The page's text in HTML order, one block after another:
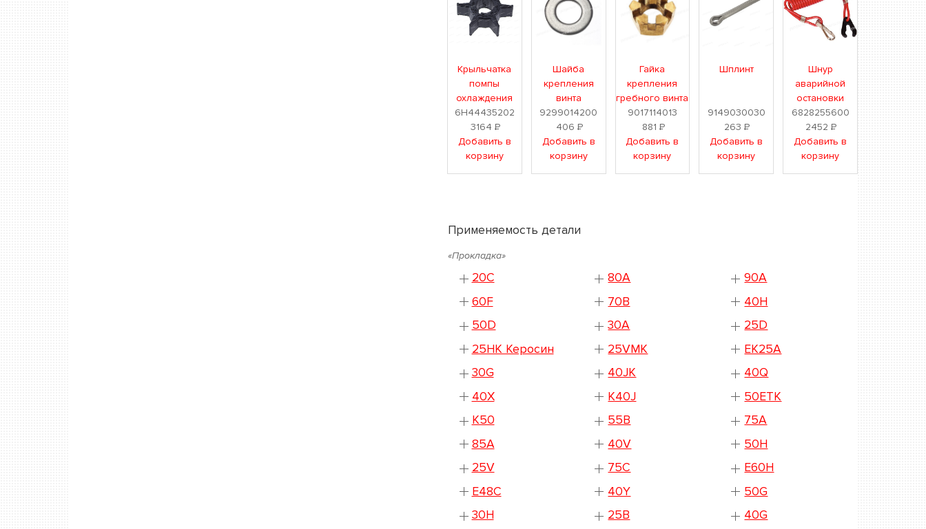
Крыльчатка
помпы
охлаждения
6H44435202
3164Р
Добавить в
корзину
Шайба
крепления
винта
9299014200
406 Р
Добавить в
корзину
Гайка
крепления
гребного винта
9017114013
881 Р
Добавить в
корзину
Шплинт
9149030030
263Р
Добавить в
корзину
Шнур
аварийной
остановки
6828255600
2452Р
Добавить в
корзину
Применяемость детали
«Прокладка»
20C 80A
90A
60F
70B
40H
50D
30A
25D
25HK Керосин
25VMK
EK25A
30G
40JK
40Q
40X
K40J
50ETK
K50
55B
75A
85A
40V
50H
25V
75C
E60H
E48C
40Y
50G
30H
25B 40G